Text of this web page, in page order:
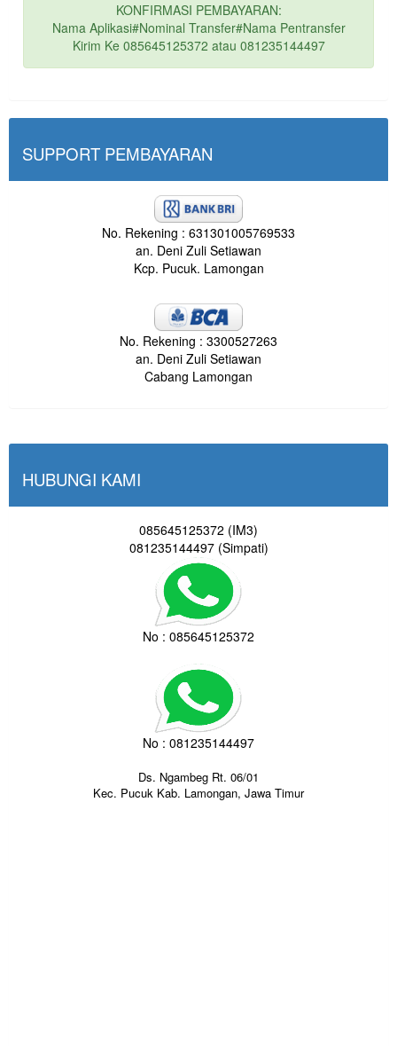
KONFIRMASI PEMBAYARAN:
Nama Aplikasi#Nominal Transfer#Nama Pentransfer
Kirim Ke 085645125372 atau 081235144497
SUPPORT PEMBAYARAN
No. Rekening : 631301005769533
an. Deni Zuli Setiawan
Kcp. Pucuk. Lamongan
No. Rekening : 3300527263
an. Deni Zuli Setiawan
Cabang Lamongan
HUBUNGI KAMI
085645125372 (IM3)
081235144497 (Simpati)
No : 085645125372
No : 081235144497
Ds. Ngambeg Rt. 06/01
Kec. Pucuk Kab. Lamongan, Jawa Timur